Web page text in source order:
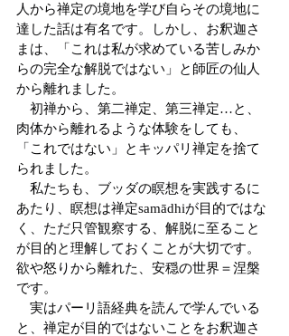
人から禅定の境地を学び自らその境地に
達した話は有名です。しかし、お釈迦さ
まは、「これは私が求めている苦しみか
らの完全な解脱ではない」と師匠の仙人
から離れました。
初禅から、第二禅定、第三禅定…と、
肉体から離れるような体験をしても、
「これではない」とキッパリ禅定を捨て
られました。
私たちも、ブッダの瞑想を実践するに
あたり、瞑想は禅定samādhiが目的ではな
く、ただ只管観察する、解脱に至ること
が目的と理解しておくことが大切です。
欲や怒りから離れた、安穏の世界＝涅槃
です。
実はパーリ語経典を読んで学んでいる
と、禅定が目的ではないことをお釈迦さ